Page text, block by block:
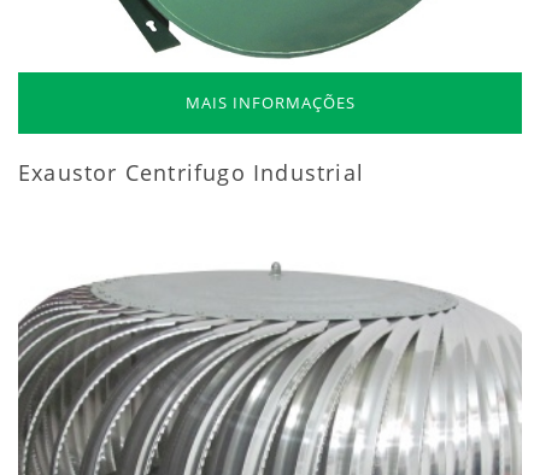
MAIS INFORMAÇÕES
Exaustor Centrifugo Industrial